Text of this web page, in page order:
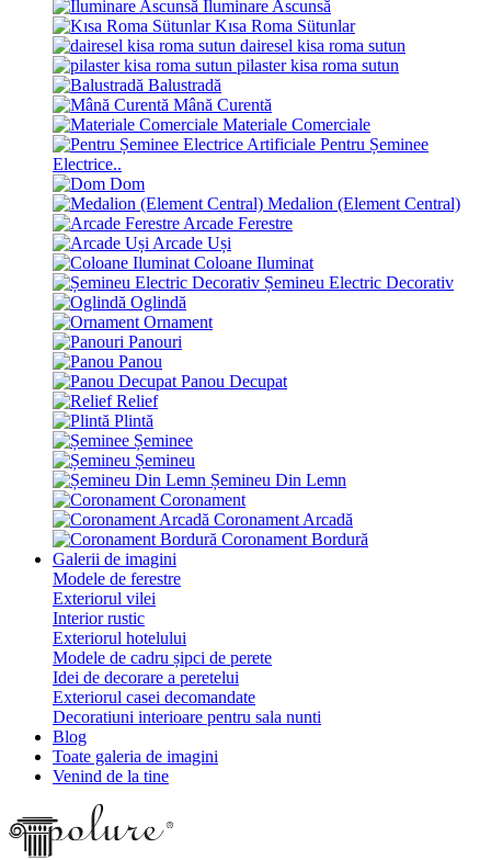
Iluminare Ascunsă
Kısa Roma Sütunlar
dairesel kisa roma sutun
pilaster kisa roma sutun
Balustradă
Mână Curentă
Materiale Comerciale
Pentru Șeminee
Electrice..
Dom
Medalion (Element Central)
Arcade Ferestre
Arcade Uși
Coloane Iluminat
Șemineu Electric Decorativ
Oglindă
Ornament
Panouri
Panou
Panou Decupat
Relief
Plintă
Șeminee
Șemineu
Șemineu Din Lemn
Coronament
Coronament Arcadă
Coronament Bordură
Galerii de imagini
Modele de ferestre
Exteriorul vilei
Interior rustic
Exteriorul hotelului
Modele de cadru șipci de perete
Idei de decorare a peretelui
Exteriorul casei decomandate
Decoratiuni interioare pentru sala nunti
Blog
Toate galeria de imagini
Venind de la tine